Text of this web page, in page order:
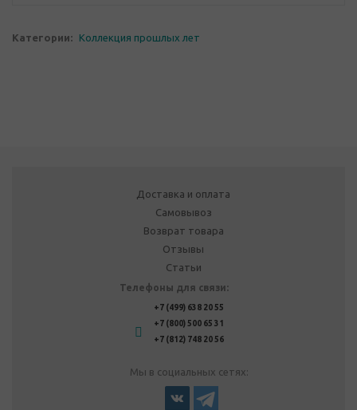
Категории: Коллекция прошлых лет
Доставка и оплата
Самовывоз
Возврат товара
Отзывы
Статьи
Телефоны для связи:
+7 (499) 638 20 55
+7 (800) 500 65 31
+7 (812) 748 20 56
Мы в социальных сетях: